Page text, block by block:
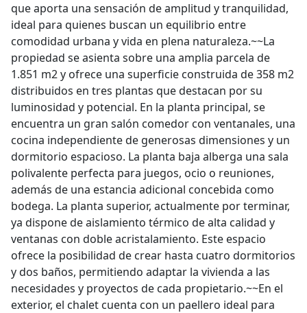
que aporta una sensación de amplitud y tranquilidad,
ideal para quienes buscan un equilibrio entre
comodidad urbana y vida en plena naturaleza.~~La
propiedad se asienta sobre una amplia parcela de
1.851 m2 y ofrece una superficie construida de 358 m2
distribuidos en tres plantas que destacan por su
luminosidad y potencial. En la planta principal, se
encuentra un gran salón comedor con ventanales, una
cocina independiente de generosas dimensiones y un
dormitorio espacioso. La planta baja alberga una sala
polivalente perfecta para juegos, ocio o reuniones,
además de una estancia adicional concebida como
bodega. La planta superior, actualmente por terminar,
ya dispone de aislamiento térmico de alta calidad y
ventanas con doble acristalamiento. Este espacio
ofrece la posibilidad de crear hasta cuatro dormitorios
y dos baños, permitiendo adaptar la vivienda a las
necesidades y proyectos de cada propietario.~~En el
exterior, el chalet cuenta con un paellero ideal para